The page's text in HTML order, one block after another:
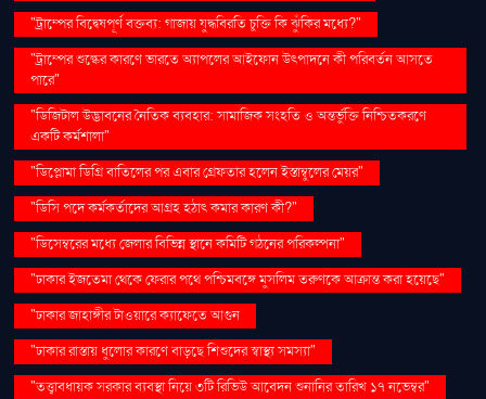
"ট্রাম্পের বিদ্বেষপূর্ণ বক্তব্য: গাজায় যুদ্ধবিরতি চুক্তি কি ঝুঁকির মধ্যে?"
"ট্রাম্পের শুল্কের কারণে ভারতে অ্যাপলের আইফোন উৎপাদনে কী পরিবর্তন আসতে
পারে"
"ডিজিটাল উদ্ভাবনের নৈতিক ব্যবহার: সামাজিক সংহতি ও অন্তর্ভুক্তি নিশ্চিতকরণে
একটি কর্মশালা"
"ডিপ্লোমা ডিগ্রি বাতিলের পর এবার গ্রেফতার হলেন ইস্তাম্বুলের মেয়র"
"ডিসি পদে কর্মকর্তাদের আগ্রহ হঠাৎ কমার কারণ কী?"
"ডিসেম্বরের মধ্যে জেলার বিভিন্ন স্থানে কমিটি গঠনের পরিকল্পনা"
"ঢাকার ইজতেমা থেকে ফেরার পথে পশ্চিমবঙ্গে মুসলিম তরুণকে আক্রান্ত করা হয়েছে"
"ঢাকার জাহাঙ্গীর টাওয়ারে ক্যাফেতে আগুন
"ঢাকার রাস্তায় ধুলোর কারণে বাড়ছে শিশুদের স্বাস্থ্য সমস্যা"
"তত্ত্বাবধায়ক সরকার ব্যবস্থা নিয়ে ৩টি রিভিউ আবেদন শুনানির তারিখ ১৭ নভেম্বর"